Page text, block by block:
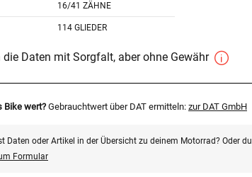
16/41 ZÄHNE
114 GLIEDER
Daten mit Sorgfalt, aber ohne Gewähr
Bike wert? Gebrauchtwert über DAT ermitteln: zur DAT GmbH
Daten oder Artikel in der Übersicht zu deinem Motorrad? Oder
Formular